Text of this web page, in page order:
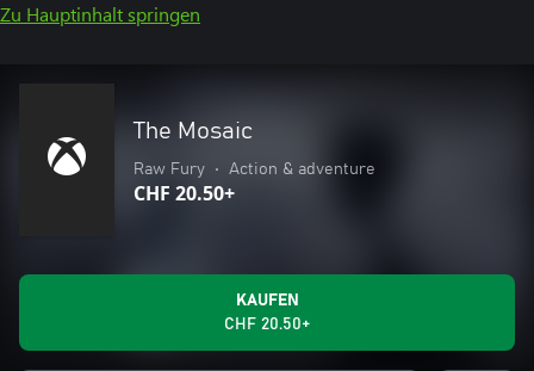
Zu Hauptinhalt springen
The Mosaic
Raw Fury • Action & adventure
CHF 20.50+
KAUFEN
CHF 20.50+